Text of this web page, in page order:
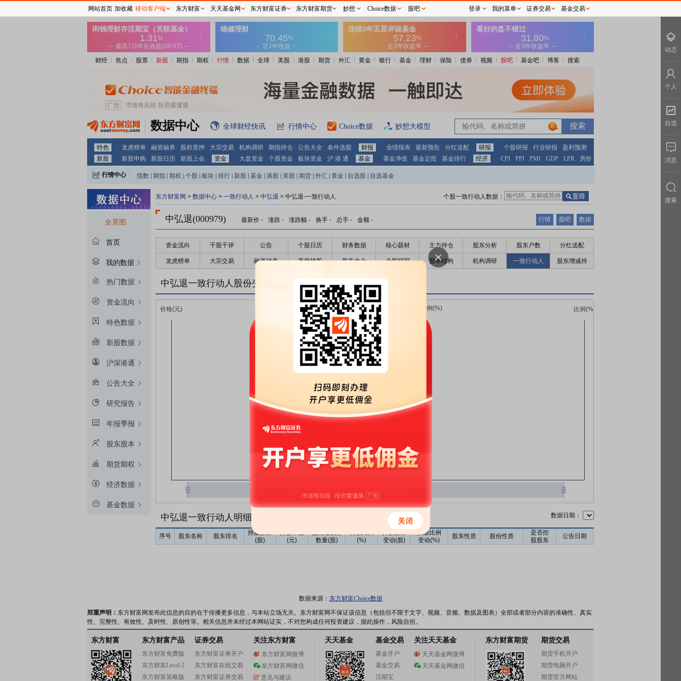
财经 焦点 股票 新股 期指 期权 行情 数据 全球 美股 港股 期货 外汇 黄金 银行 基金 理财 保险 债券 视频 股吧 基金吧 博客 搜索
数据中心 全球财经快讯 行情中心 Choice数据 妙想大模型 0
特色 龙虎榜单 融资融券 股权质押 大宗交易 机构调研 期指持仓 公告大全 条件选股 财报 业绩报表 最新预告 分红送配 研报 个股研报 行业研报
盈利预测
新股
新股申购 新股日历 新股上会 资金 大盘资金 个股资金 板块资金 沪 港 通 基金 基金净值 基金定投 基金排行 经济 CPI PPI PMI GDP LPR 房价
行情中心 指数 期指 期权 个股 板块 排行 新股 基金 港股 美股 期货 外汇 黄金 自选股 自选基金
全景图
首页
我的数据
热门数据
资金流向
特色数据
新股数据
沪深港通
公告大全
研究报告
年报季报
股东股本
期货期权
经济数据
基金数据
东方财富网 > 数据中心 > 一致行动人 > 中弘退 > 中弘退-一致行动人 个股一致行动人数据：
中弘退(000979) 最新价 - 涨跌 - 涨跌幅 - 换手 - 总手 - 金额 - 行情 股吧 数据
资金流向 千股千评 公告 个股日历 财务数据 核心题材 主力持仓 股东分析 股东户数 分红送配
龙虎榜单 大宗交易 融资融券 高管持股 股东大会 个股研报 股本结构 机构调研 一致行动人 股东增减持
中弘退一致行动人股份变化趋势图
中弘退一致行动人明细 数据日期：
序号 股东名称 股东排名
持股数量
(股)
(元)
数量(股)
(%)
变动(股)
持股比例
变动(%)
股东性质 股份性质
是否控
股股东
公告日期
数据来源： 东方财富Choice数据
郑重声明： 东方财富网发布此信息的目的在于传播更多信息，与本站立场无关。东方财富网不保证该信息（包括但不限于文字、视频、音频、数据及图表）全部或者部分内容的准确性、真实
性、完整性、有效性、及时性、原创性等。相关信息并未经过本网站证实，不对您构成任何投资建议，据此操作，风险自担。
东方财富 东方财富产品
东方财富免费版
东方财富Level-2
东方财富策略版
证券交易
东方财富证券开户
东方财富在线交易
东方财富证券交易
关注东方财富
东方财富网微博
东方财富网微信
意见与建议
天天基金 基金交易
基金开户
基金交易
活期宝
关注天天基金
天天基金网微博
天天基金网微信
东方财富期货 期货交易
期货手机开户
期货电脑开户
期货官方网站
网站首页 加收藏 移动客户端 东方财富 天天基金网 东方财富证券 东方财富期货 妙想 Choice数据 股吧 登录 我的菜单 证券交易 基金交易
动态
个人
自选
消息
搜索